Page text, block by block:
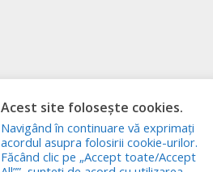
Acest site folosește cookies.
Navigând în continuare vă exprimați
acordul asupra folosirii cookie-urilor.
Făcând clic pe „Accept toate/Accept